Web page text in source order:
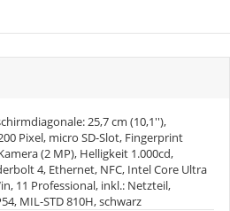
25,7 cm (10,1''),
Pixel, micro SD-Slot, Fingerprint
(2 MP), Helligkeit 1.000cd,
4, Ethernet, NFC, Intel Core Ultra
11 Professional, inkl.: Netzteil,
MIL-STD 810H, schwarz